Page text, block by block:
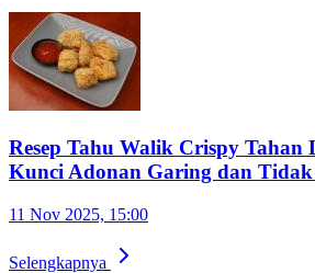
Resep Tahu Walik Crispy Tahan
Kunci Adonan Garing dan
11 Nov 2025, 15:00
Selengkapnya